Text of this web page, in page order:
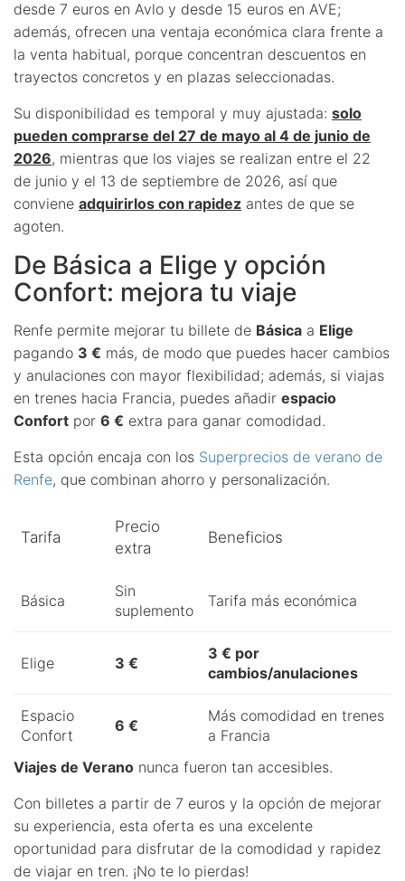
desde 7 euros en Avlo y desde 15 euros en AVE;
además, ofrecen una ventaja económica clara frente a
la venta habitual, porque concentran descuentos en
trayectos concretos y en plazas seleccionadas.
Su disponibilidad es temporal y muy ajustada: solo
pueden comprarse del 27 de mayo al 4 de junio de
2026, mientras que los viajes se realizan entre el 22
de junio y el 13 de septiembre de 2026, así que
conviene adquirirlos con rapidez antes de que se
agoten.
De Básica a Elige y opción
Confort: mejora tu viaje
Renfe permite mejorar tu billete de Básica a Elige
pagando 3 € más, de modo que puedes hacer cambios
y anulaciones con mayor flexibilidad; además, si viajas
en trenes hacia Francia, puedes añadir espacio
Confort por 6 € extra para ganar comodidad.
Esta opción encaja con los Superprecios de verano de
Renfe, que combinan ahorro y personalización.
Tarifa
Precio
extra
Beneficios
Básica
Sin
suplemento
Tarifa más económica
Elige 3 €
3 € por
cambios/anulaciones
Espacio
Confort
6 €
Más comodidad en trenes
a Francia
Viajes de Verano nunca fueron tan accesibles.
Con billetes a partir de 7 euros y la opción de mejorar
su experiencia, esta oferta es una excelente
oportunidad para disfrutar de la comodidad y rapidez
de viajar en tren. ¡No te lo pierdas!